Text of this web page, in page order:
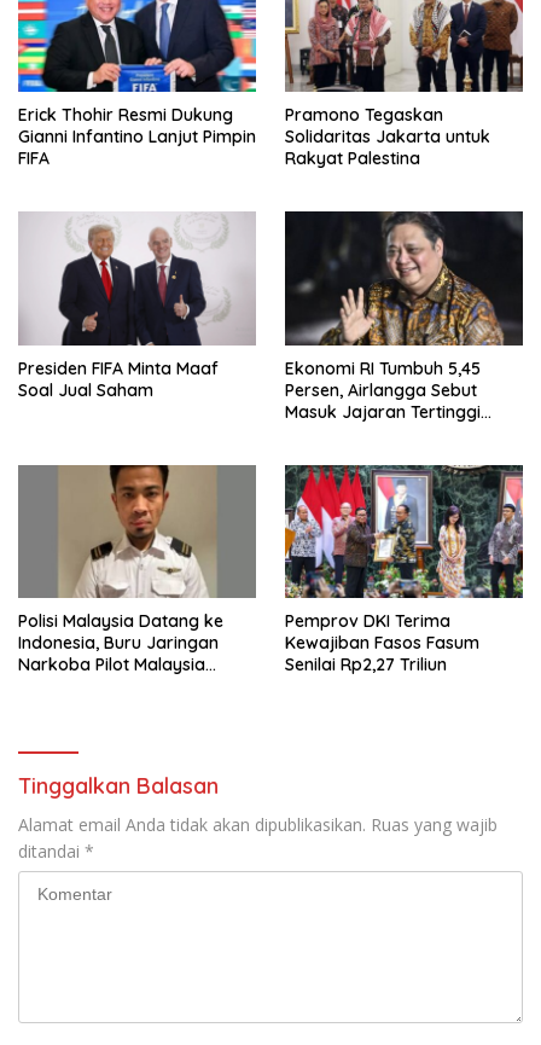
Erick Thohir Resmi Dukung
Gianni Infantino Lanjut Pimpin
FIFA
Pramono Tegaskan
Solidaritas Jakarta untuk
Rakyat Palestina
Presiden FIFA Minta Maaf
Soal Jual Saham
Ekonomi RI Tumbuh 5,45
Persen, Airlangga Sebut
Masuk Jajaran Tertinggi
Polisi Malaysia Datang ke
Indonesia, Buru Jaringan
Narkoba Pilot Malaysia
Pemprov DKI Terima
Kewajiban Fasos Fasum
Senilai Rp2,27 Triliun
Tinggalkan Balasan
Alamat email Anda tidak akan dipublikasikan. Ruas yang wajib
ditandai *